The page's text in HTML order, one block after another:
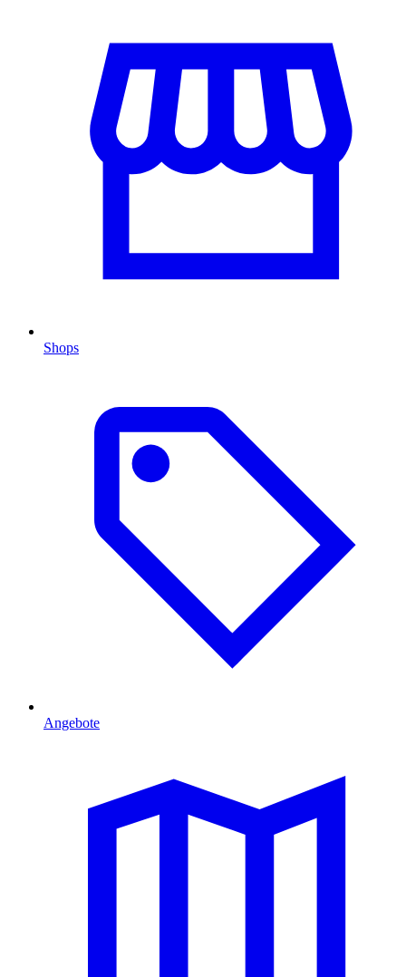
Shops
Angebote